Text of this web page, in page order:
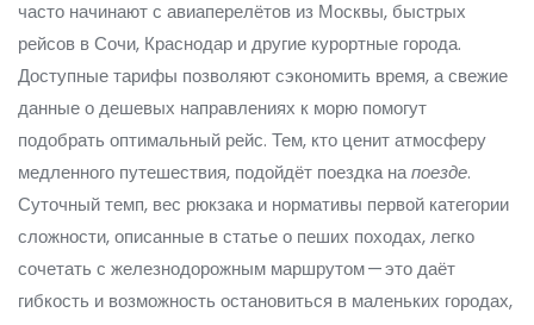
часто начинают с авиаперелётов из Москвы, быстрых
рейсов в Сочи, Краснодар и другие курортные города.
Доступные тарифы позволяют сэкономить время, а свежие
данные о дешевых направлениях к морю помогут
подобрать оптимальный рейс. Тем, кто ценит атмосферу
медленного путешествия, подойдёт поездка напоезде.
Суточный темп, вес рюкзака и нормативы первой категории
сложности, описанные в статье о пеших походах, легко
сочетать с железнодорожным маршрутом — это даёт
гибкость и возможность остановиться в маленьких городах,